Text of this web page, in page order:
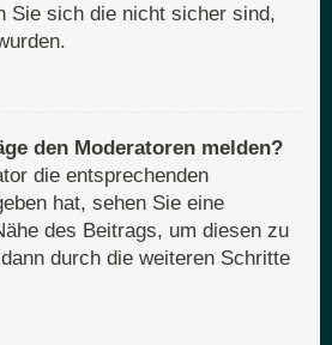
Sie sich die nicht sicher sind,
den Moderatoren melden?
die entsprechenden
hat, sehen Sie eine
des Beitrags, um diesen zu
durch die weiteren Schritte